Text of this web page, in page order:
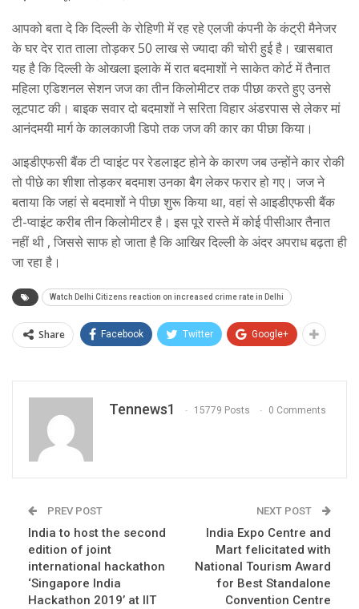
आपको बता दे कि दिल्ली के रोहिणी में रह रहे एलजी कंपनी के कंट्री मैनेजर
के घर देर रात ताला तोड़कर 50 लाख से ज्यादा की चोरी हुई है। खासबात
यह है कि दिल्ली के ओखला इलाके में रात बदमाशों ने साकेत कोर्ट में तैनात
महिला एडिशनल सेशन जज का तीन किलोमीटर तक पीछा करते हुए उनसे
लूटपाट की। बाइक सवार दो बदमाशों ने सरिता विहार अंडरपास से लेकर मां
आनंदमयी मार्ग के कालकाजी डिपो तक जज की कार का पीछा किया।
आइडीएफसी बैंक टी प्वाइंट पर रेडलाइट होने के कारण जब उन्होंने कार रोकी
तो पीछे का शीशा तोड़कर बदमाश उनका बैग लेकर फरार हो गए। जज ने
बताया कि जहां से बदमाशों ने पीछा शुरू किया था, वहां से आइडीएफसी बैंक
टी-प्वाइंट करीब तीन किलोमीटर है। इस पूरे रास्ते में कोई पीसीआर तैनात
नहीं थी , जिससे साफ हो जाता है कि आखिर दिल्ली के अंदर अपराध बढ़ता ही
जा रहा है।
Watch Delhi Citizens reaction on increased crime rate in Delhi
Share Facebook Twitter Google+
Tennews1 15779 Posts 0 Comments
PREV POST
India to host the second
edition of joint
international hackathon
‘Singapore India
Hackathon 2019’ at IIT
NEXT POST
India Expo Centre and
Mart felicitated with
National Tourism Award
for Best Standalone
Convention Centre